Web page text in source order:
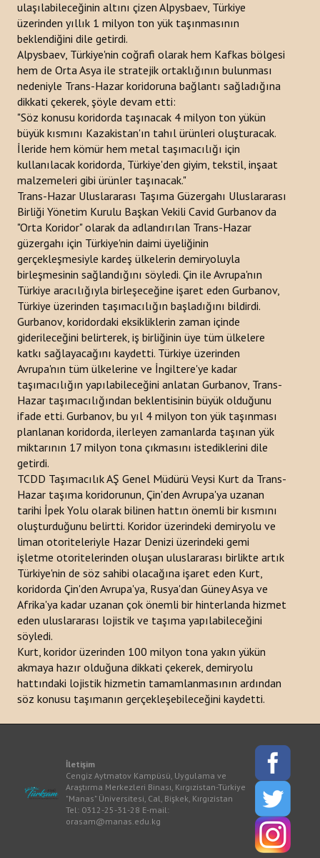
ulaşılabileceğinin altını çizen Alpysbaev, Türkiye
üzerinden yıllık 1 milyon ton yük taşınmasının
beklendiğini dile getirdi.
Alpysbaev, Türkiye'nin coğrafi olarak hem Kafkas bölgesi
hem de Orta Asya ile stratejik ortaklığının bulunması
nedeniyle Trans-Hazar koridoruna bağlantı sağladığına
dikkati çekerek, şöyle devam etti:
"Söz konusu koridorda taşınacak 4 milyon ton yükün
büyük kısmını Kazakistan'ın tahıl ürünleri oluşturacak.
İleride hem kömür hem metal taşımacılığı için
kullanılacak koridorda, Türkiye'den giyim, tekstil, inşaat
malzemeleri gibi ürünler taşınacak."
Trans-Hazar Uluslararası Taşıma Güzergahı Uluslararası
Birliği Yönetim Kurulu Başkan Vekili Cavid Gurbanov da
"Orta Koridor" olarak da adlandırılan Trans-Hazar
güzergahı için Türkiye'nin daimi üyeliğinin
gerçekleşmesiyle kardeş ülkelerin demiryoluyla
birleşmesinin sağlandığını söyledi. Çin ile Avrupa'nın
Türkiye aracılığıyla birleşeceğine işaret eden Gurbanov,
Türkiye üzerinden taşımacılığın başladığını bildirdi.
Gurbanov, koridordaki eksikliklerin zaman içinde
giderileceğini belirterek, iş birliğinin üye tüm ülkelere
katkı sağlayacağını kaydetti. Türkiye üzerinden
Avrupa'nın tüm ülkelerine ve İngiltere'ye kadar
taşımacılığın yapılabileceğini anlatan Gurbanov, Trans-
Hazar taşımacılığından beklentisinin büyük olduğunu
ifade etti. Gurbanov, bu yıl 4 milyon ton yük taşınması
planlanan koridorda, ilerleyen zamanlarda taşınan yük
miktarının 17 milyon tona çıkmasını istediklerini dile
getirdi.
TCDD Taşımacılık AŞ Genel Müdürü Veysi Kurt da Trans-
Hazar taşıma koridorunun, Çin'den Avrupa'ya uzanan
tarihi İpek Yolu olarak bilinen hattın önemli bir kısmını
oluşturduğunu belirtti. Koridor üzerindeki demiryolu ve
liman otoriteleriyle Hazar Denizi üzerindeki gemi
işletme otoritelerinden oluşan uluslararası birlikte artık
Türkiye'nin de söz sahibi olacağına işaret eden Kurt,
koridorda Çin'den Avrupa'ya, Rusya'dan Güney Asya ve
Afrika'ya kadar uzanan çok önemli bir hinterlanda hizmet
eden uluslararası lojistik ve taşıma yapılabileceğini
söyledi.
Kurt, koridor üzerinden 100 milyon tona yakın yükün
akmaya hazır olduğuna dikkati çekerek, demiryolu
hattındaki lojistik hizmetin tamamlanmasının ardından
söz konusu taşımanın gerçekleşebileceğini kaydetti.
İletişim
Cengiz Aytmatov Kampüsü, Uygulama ve
Araştırma Merkezleri Binası, Kırgızistan-Türkiye
"Manas" Üniversitesi, Cal, Bişkek, Kırgızistan
Tel: 0312-25-31-28 E-mail:
orasam@manas.edu.kg